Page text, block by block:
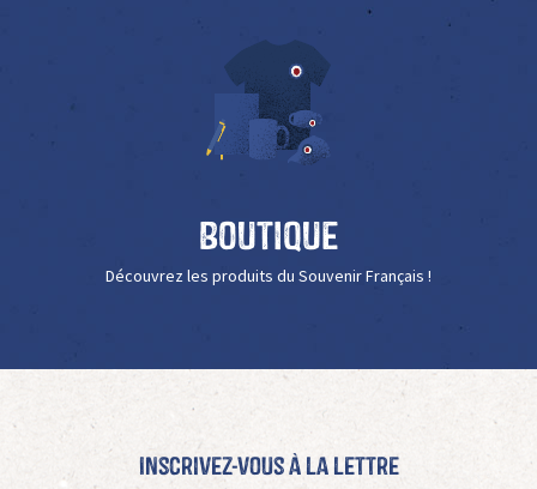
Boutique
Découvrez les produits du Souvenir Français !
Inscrivez-vous à La Lettre